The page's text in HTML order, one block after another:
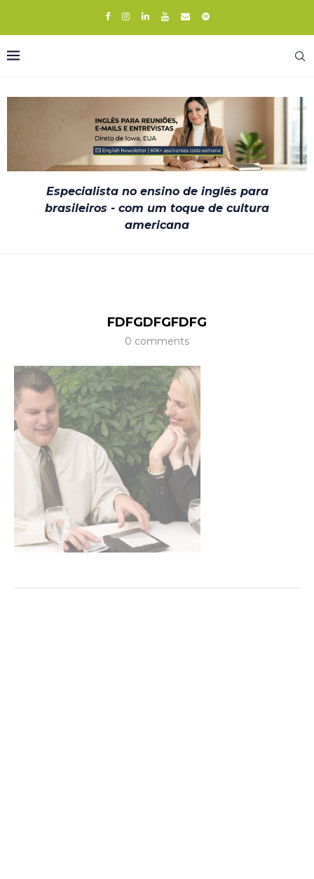
Especialista no ensino de inglês para
brasileiros - com um toque de cultura
americana
FDFGDFGFDFG
0 comments